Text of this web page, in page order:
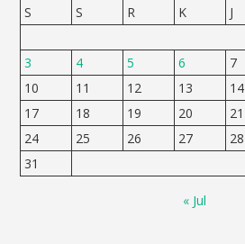
S
S R K J
3
4 5 6 7
10
11 12 13 14
17
18 19 20 21
24
25 26 27 28
31
« Jul